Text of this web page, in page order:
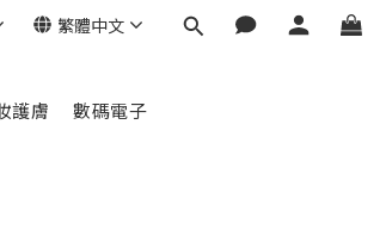
繁體中文
護膚
數碼電子